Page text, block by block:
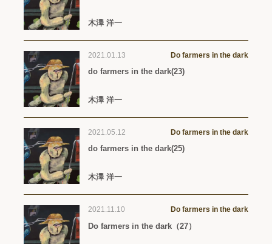
木澤 洋一
2021.01.13 Do farmers in the dark
do farmers in the dark(23)
木澤 洋一
2021.05.12 Do farmers in the dark
do farmers in the dark(25)
木澤 洋一
2021.11.10 Do farmers in the dark
Do farmers in the dark（27）